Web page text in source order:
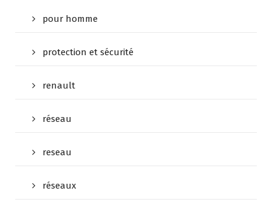
pour homme
protection et sécurité
renault
réseau
reseau
réseaux